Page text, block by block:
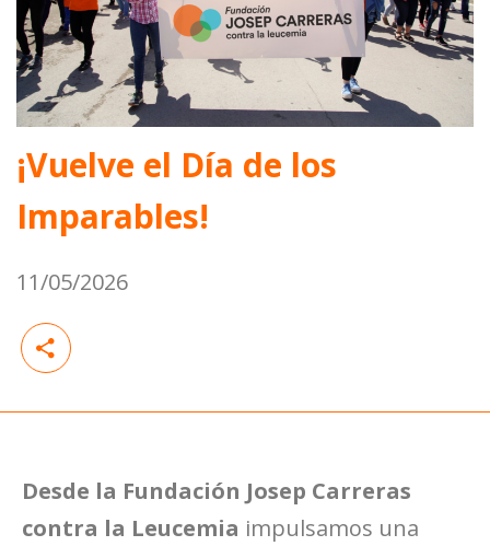
¡Vuelve el Día de los
Imparables!
11/05/2026
Desde la Fundación Josep Carreras
contra la Leucemia impulsamos una